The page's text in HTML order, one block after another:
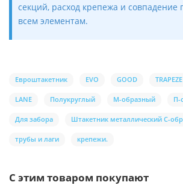
секций, расход крепежа и совпадение
всем элементам.
Евроштакетник EVO GOOD TRAPEZE
LANE Полукруглый М-образный П-
Для забора Штакетник металлический С-
трубы и лаги крепежи.
С этим товаром покупают